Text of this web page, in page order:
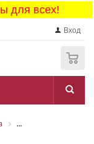
для всех!
Вход
...